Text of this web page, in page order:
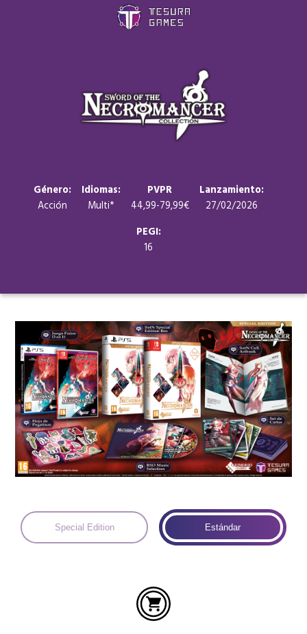
Género:
Acción
Idiomas:
Multi*
PVPR
44,99-79,99€
Lanzamiento:
27/02/2026
PEGI:
16
Special Edition Estándar
Store
Contacto
Idiomas: